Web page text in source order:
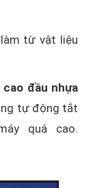
từ vật liệu
cao đầu nhựa
tự động tắt
quá cao.